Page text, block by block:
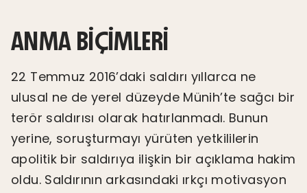
ANMA BIÇIMLERI
22 Temmuz 2016’daki saldırı yıllarca ne
ulusal ne de yerel düzeyde Münih’te sağcı bir
terör saldırısı olarak hatırlanmadı. Bunun
yerine, soruşturmayı yürüten yetkililerin
apolitik bir saldırıya ilişkin bir açıklama hakim
oldu. Saldırının arkasındaki ırkçı motivasyon